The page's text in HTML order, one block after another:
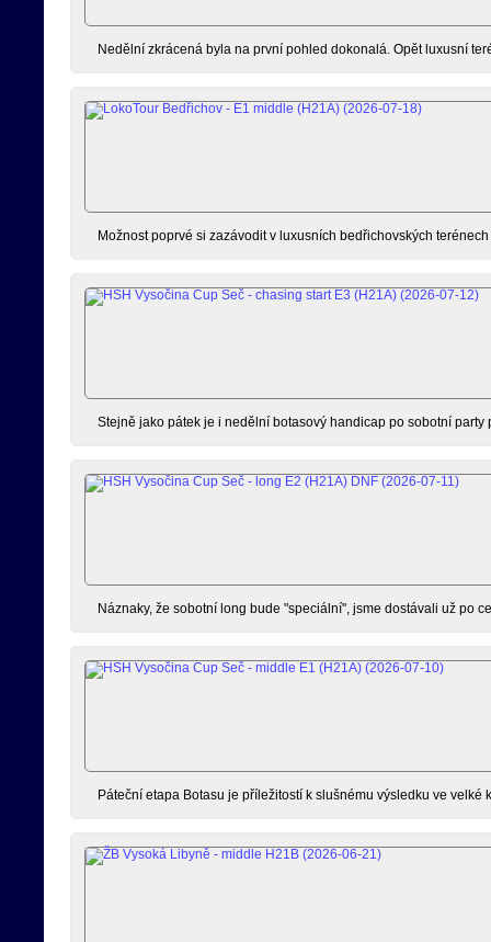
Nedělní zkrácená byla na první pohled dokonalá. Opět luxusní
Možnost poprvé si zazávodit v luxusních bedřichovských
Stejně jako pátek je i nedělní botasový handicap po sobotní
Náznaky, že sobotní long bude "speciální", jsme dostávali už po
Páteční etapa Botasu je příležitostí k slušnému výsledku ve